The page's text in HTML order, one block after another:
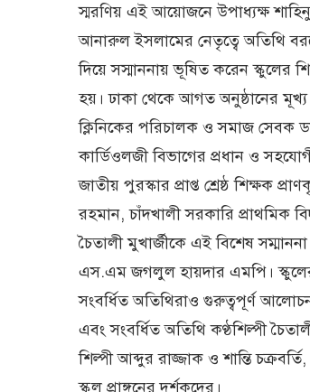
স্মরণিয় এই আয়োজনে উপাধ্যক্ষ
আনারুল ইসলামের নেতৃত্বে অতিথি
দিয়ে সস্মাননায় ভূষিত করেন স্কুলের
হয়। ঢাকা থেকে আগত অনুষ্ঠানের
ক্লিনিকের পরিচালক ও সমাজ সেবক
কার্ডিওলজী বিভাগের প্রধান ও
জাতীয় পুরস্কার প্রাপ্ত শ্রেষ্ঠ শিক্ষক
রহমান, চাঁদখালী সরকারি প্রাথমিক
চৈতালী মুখার্জীকে এই বিশেষ
এস.এম জগলুল হায়দার এমপি।
সংবর্ধিত অতিথিরাও গুরুত্বপূর্ণ
এবং সংবর্ধিত অতিথি কণ্ঠশিল্পী
শিল্পী আব্দুর রাজ্জাক ও শান্তি
স্কুল প্রাঙ্গনের দর্শকদের।